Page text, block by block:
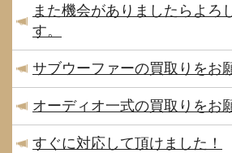
また機会がありましたらよろ
す。
サブウーファーの買取りをお
オーディオ一式の買取りをお
すぐに対応して頂けました！